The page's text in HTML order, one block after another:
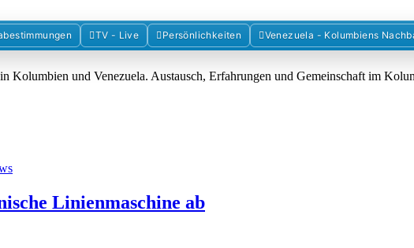
Forum der Freunde Kolumbiens
Kolumbien und Venezuela. Austausch, Erfahrungen und Gemeinschaft im
TV - Live Persönlichkeiten Venezuela - Kolumbiens
Linienmaschine ab